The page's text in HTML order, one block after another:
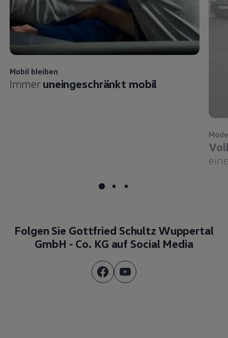
Mobil bleiben
Immer uneingeschränkt mobil
Folgen Sie Gottfried Schultz Wuppertal
GmbH - Co. KG auf Social Media